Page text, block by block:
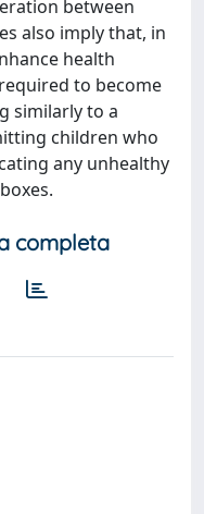
between
also imply that, in
health
to become
similarly to a
children who
any unhealthy
completa